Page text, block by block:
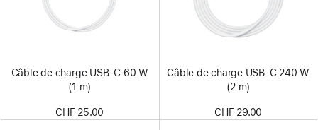
Câble de charge USB‑C 60 W
(1 m)
CHF 25.00
Câble de charge USB‑C 240 W
(2 m)
CHF 29.00